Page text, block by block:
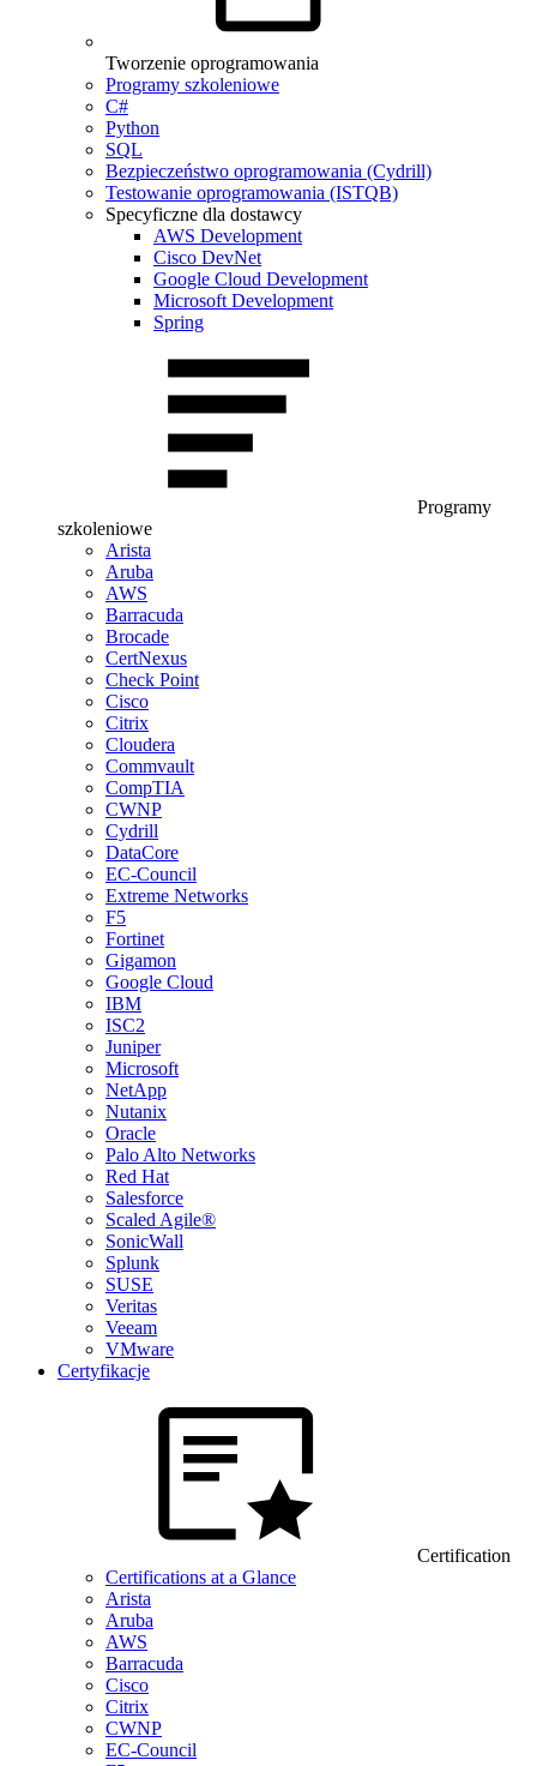
Tworzenie oprogramowania
Programy szkoleniowe
C#
Python
SQL
Bezpieczeństwo oprogramowania (Cydrill)
Testowanie oprogramowania (ISTQB)
Specyficzne dla dostawcy
AWS Development
Cisco DevNet
Google Cloud Development
Microsoft Development
Spring
Programy
szkoleniowe
Arista
Aruba
AWS
Barracuda
Brocade
CertNexus
Check Point
Cisco
Citrix
Cloudera
Commvault
CompTIA
CWNP
Cydrill
DataCore
EC-Council
Extreme Networks
F5
Fortinet
Gigamon
Google Cloud
IBM
ISC2
Juniper
Microsoft
NetApp
Nutanix
Oracle
Palo Alto Networks
Red Hat
Salesforce
Scaled Agile®
SonicWall
Splunk
SUSE
Veritas
Veeam
VMware
Certyfikacje
Certification
Certifications at a Glance
Arista
Aruba
AWS
Barracuda
Cisco
Citrix
CWNP
EC-Council